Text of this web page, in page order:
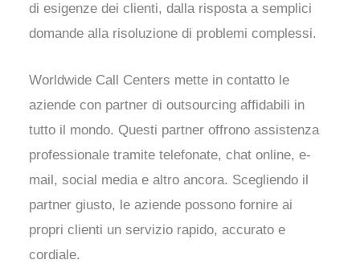
di esigenze dei clienti, dalla risposta a semplici
domande alla risoluzione di problemi complessi.
Worldwide Call Centers mette in contatto le
aziende con partner di outsourcing affidabili in
tutto il mondo. Questi partner offrono assistenza
professionale tramite telefonate, chat online, e-
mail, social media e altro ancora. Scegliendo il
partner giusto, le aziende possono fornire ai
propri clienti un servizio rapido, accurato e
cordiale.